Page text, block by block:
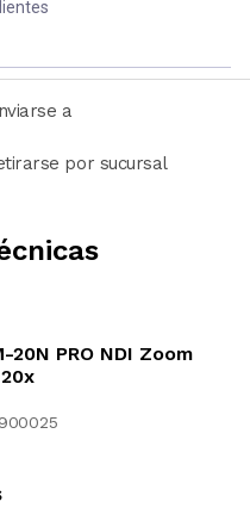
a
por sucursal
20N PRO NDI Zoom